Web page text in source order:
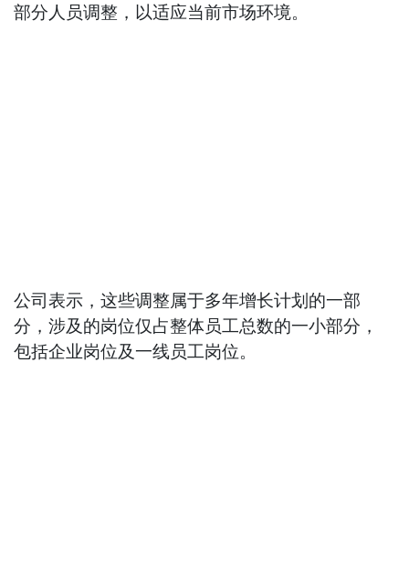
部分人员调整，以适应当前市场环境。
公司表示，这些调整属于多年增长计划的一部
分，涉及的岗位仅占整体员工总数的一小部分，
包括企业岗位及一线员工岗位。